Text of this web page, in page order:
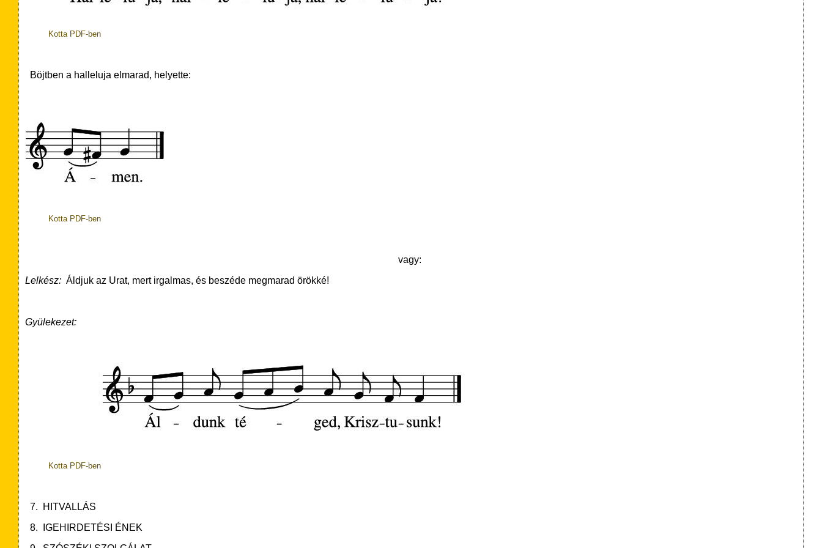
Kotta PDF-ben
Böjtben a halleluja elmarad, helyette:
Kotta PDF-ben
vagy:
Lelkész: Áldjuk az Urat, mert irgalmas, és beszéde megmarad örökké!
Gyülekezet:
Kotta PDF-ben
7. HITVALLÁS
8. IGEHIRDETÉSI ÉNEK